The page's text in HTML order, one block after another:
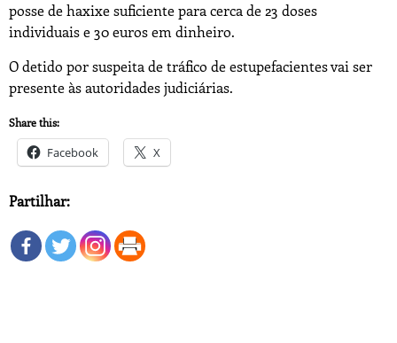
posse de haxixe suficiente para cerca de 23 doses
individuais e 30 euros em dinheiro.
O detido por suspeita de tráfico de estupefacientes vai ser
presente às autoridades judiciárias.
Share this:
Facebook X
Partilhar: